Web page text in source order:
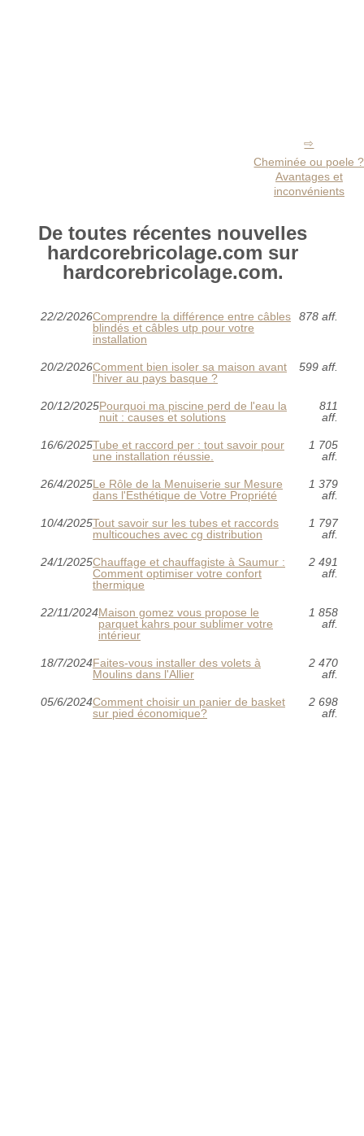
Cheminée ou poele ?
Avantages et
inconvénients
De toutes récentes nouvelles
hardcorebricolage.com sur
hardcorebricolage.com.
22/2/2026Comprendre la différence entre câbles
blindés et câbles utp pour votre
installation
878 aff.
20/2/2026Comment bien isoler sa maison avant
l'hiver au pays basque ?
599 aff.
20/12/2025Pourquoi ma piscine perd de l'eau la
nuit : causes et solutions
811
aff.
16/6/2025Tube et raccord per : tout savoir pour
une installation réussie.
1 705
aff.
26/4/2025Le Rôle de la Menuiserie sur Mesure
dans l'Esthétique de Votre Propriété
1 379
aff.
10/4/2025Tout savoir sur les tubes et raccords
multicouches avec cg distribution
1 797
aff.
24/1/2025Chauffage et chauffagiste à Saumur :
Comment optimiser votre confort
thermique
2 491
aff.
22/11/2024Maison gomez vous propose le
parquet kahrs pour sublimer votre
intérieur
1 858
aff.
18/7/2024Faites-vous installer des volets à
Moulins dans l'Allier
2 470
aff.
05/6/2024Comment choisir un panier de basket
sur pied économique?
2 698
aff.